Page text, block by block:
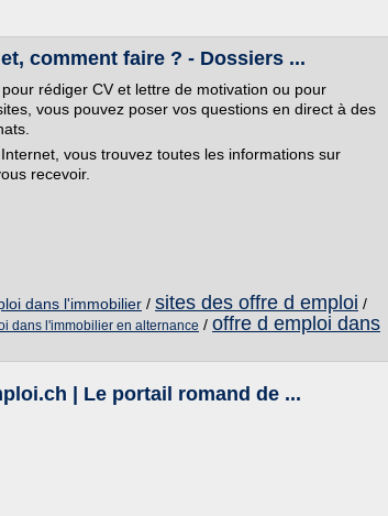
comment faire ? - Dossiers ...
rédiger CV et lettre de motivation ou pour
vous pouvez poser vos questions en direct à des
vous trouvez toutes les informations sur
recevoir.
dans l'immobilier / sites des offre d emploi /
dans l'immobilier en alternance / offre d emploi dans
| Le portail romand de ...